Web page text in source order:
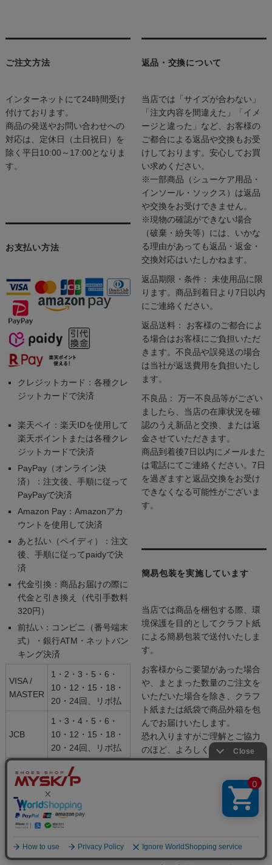
ご注文方法
インターネットにて24時間受け
付けております。
商品の発送やお問い合わせへの
対応は、定休日（土日祝日）を
除く平日10:00～17:00となりま
す。
お支払い方法
クレジットカード：各種クレ
ジットカードで決済
楽天ペイ：楽天IDを使用して
楽天ポイントまたは各種クレ
ジットカードで決済
PayPay（オンライン決
済）：注文後、手順に従って
PayPayで決済
Amazon Pay：Amazonアカ
ウントを使用して決済
あと払い（ペイディ）：注文
後、手順に従ってpaidyで決
済
代金引換：商品お届けの際に
代金と引き換え（代引手数料
320円）
前払い：コンビニ（番号端末
式）・銀行ATM・ネットバン
キング決済
VISA /
MASTER
1・2・3・5・6・
10・12・15・18・
20・24回、リボ払
JCB
1・3・4・5・6・
10・12・15・18・
20・24回、リボ払
AMEX
1・3・5・6・10・
12・15・18・20・
Diners 1回、リボ払
返品・交換について
当店では「サイズが合わない」
「注文内容を間違えた」「イメ
ージと違った」など、お客様の
ご都合による返品や交換もお受
けしております。安心してお買
い求めください。
※一部商品（シューケア用品・
インソール・ソックス）は返品
や交換をお受けできません。
※現物の確認ができない場合
（破棄・紛失等）には、いかな
る理由があっても返品・返金・
交換対応はいたしかねます。
返品期限・条件： 未使用品に限
ります。商品到着日より7日以内
にご連絡ください。
返品送料： お客様のご都合によ
る場合はお客様にご負担いただ
きます。不良品や誤発送の場合
は当社が返送費用を負担いたし
ます。
不良品： 万一不良品等がござい
ましたら、当店の在庫状況を確
認のうえ新品と交換、または返
金させていただきます。
商品到着後7日以内にメールまた
は電話にてご連絡ください。7日
を過ぎますと返品交換をお受け
できなくなる可能性がございま
す。
簡易包装を実施しています
当店では商品を梱包する際、環
境保護を目的としてクラフト紙
による簡易包装で送付いたしま
す。
お客様からご要望があった場合
や、まとまった数量のご注文を
いただいた場合を除き、クラフ
ト紙または紙袋で商品外箱を包
んでお届けいたします。
恐れ入りますがご理解とご協力
のほど、よろしくお願い申し上
げます
また、梱包資材を必要最小限に
抑えることでお届けしたお客様
のゴミ処理の手間を減らすとと
とが可能になりました。